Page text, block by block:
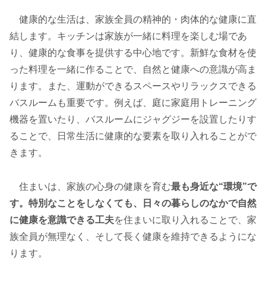
健康的な生活は、家族全員の精神的・肉体的な健康に直
結します。キッチンは家族が一緒に料理を楽しむ場であ
り、健康的な食事を提供する中心地です。新鮮な食材を使
った料理を一緒に作ることで、自然と健康への意識が高ま
ります。また、運動ができるスペースやリラックスできる
バスルームも重要です。例えば、庭に家庭用トレーニング
機器を置いたり、バスルームにジャグジーを設置したりす
ることで、日常生活に健康的な要素を取り入れることがで
きます。
住まいは、家族の心身の健康を育む最も身近な“環境”で
す。特別なことをしなくても、日々の暮らしのなかで自然
に健康を意識できる工夫を住まいに取り入れることで、家
族全員が無理なく、そして長く健康を維持できるようにな
ります。